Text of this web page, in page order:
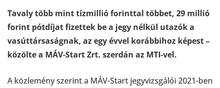
Tavaly több mint tízmillió forinttal többet, 29 millió
forint pótdíjat fizettek be a jegy nélkül utazók a
vasúttársaságnak, az egy évvel korábbihoz képest –
közölte a MÁV-Start Zrt. szerdán az MTI-vel.
A közlemény szerint a MÁV-Start jegyvizsgálói 2021-ben